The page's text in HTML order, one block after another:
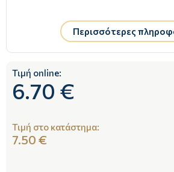
Περισσότερες
Τιμή online:
6.70 €
Τιμή στο κατάστημα:
7.50 €